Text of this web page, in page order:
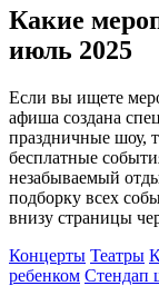
Какие
июль 2025
Если вы ищете
афиша создана
праздничные шоу,
бесплатные
незабываемый
подборку всех
внизу страницы
Концерты Театры
ребенком Стендап